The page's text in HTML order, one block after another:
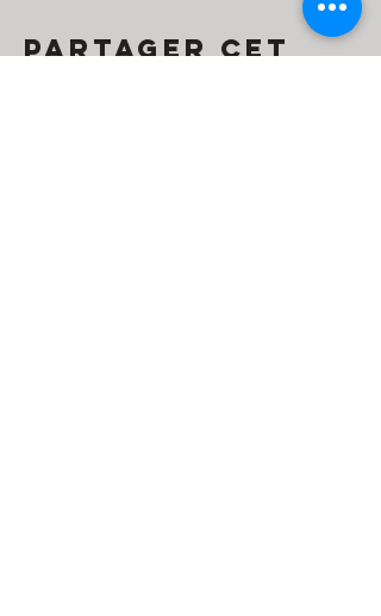
Partager cet